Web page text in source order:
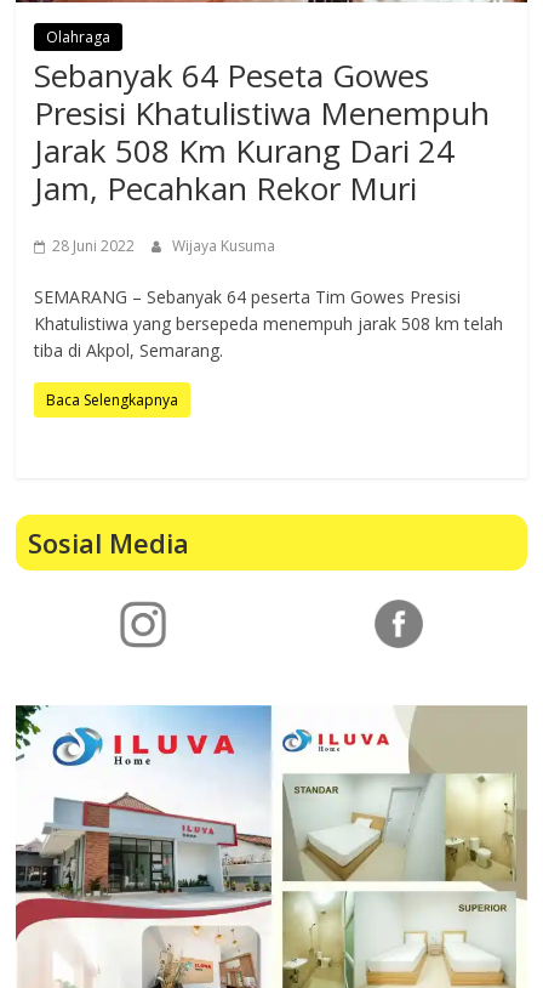
Olahraga
Sebanyak 64 Peseta Gowes
Presisi Khatulistiwa Menempuh
Jarak 508 Km Kurang Dari 24
Jam, Pecahkan Rekor Muri
28 Juni 2022 Wijaya Kusuma
SEMARANG – Sebanyak 64 peserta Tim Gowes Presisi
Khatulistiwa yang bersepeda menempuh jarak 508 km telah
tiba di Akpol, Semarang.
Baca Selengkapnya
Sosial Media